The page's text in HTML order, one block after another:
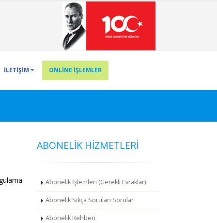
İLETİŞİM ONLİNE İŞLEMLER
ABONELİK HİZMETLERİ
Abonelik İşlemleri (Gerekli Evraklar)
Abonelik Sıkça Sorulan Sorular
Abonelik Rehberi